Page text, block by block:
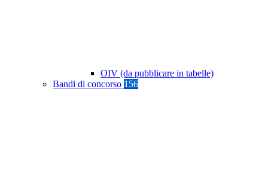
OIV (da pubblicare in tabelle)
Bandi di concorso 156